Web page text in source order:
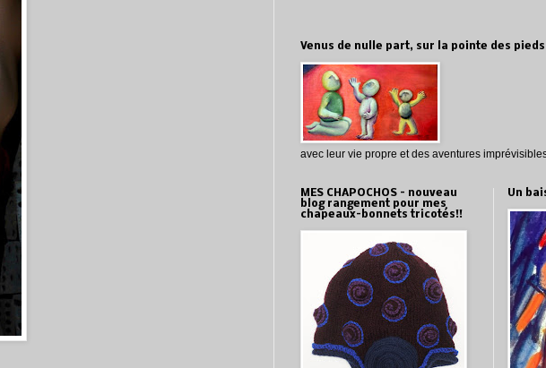
Venus de nulle part, sur la pointe des
avec leur vie propre et des aventures
MES CHAPOCHOS - nouveau
blog rangement pour mes
chapeaux-bonnets tricotés!!
Un